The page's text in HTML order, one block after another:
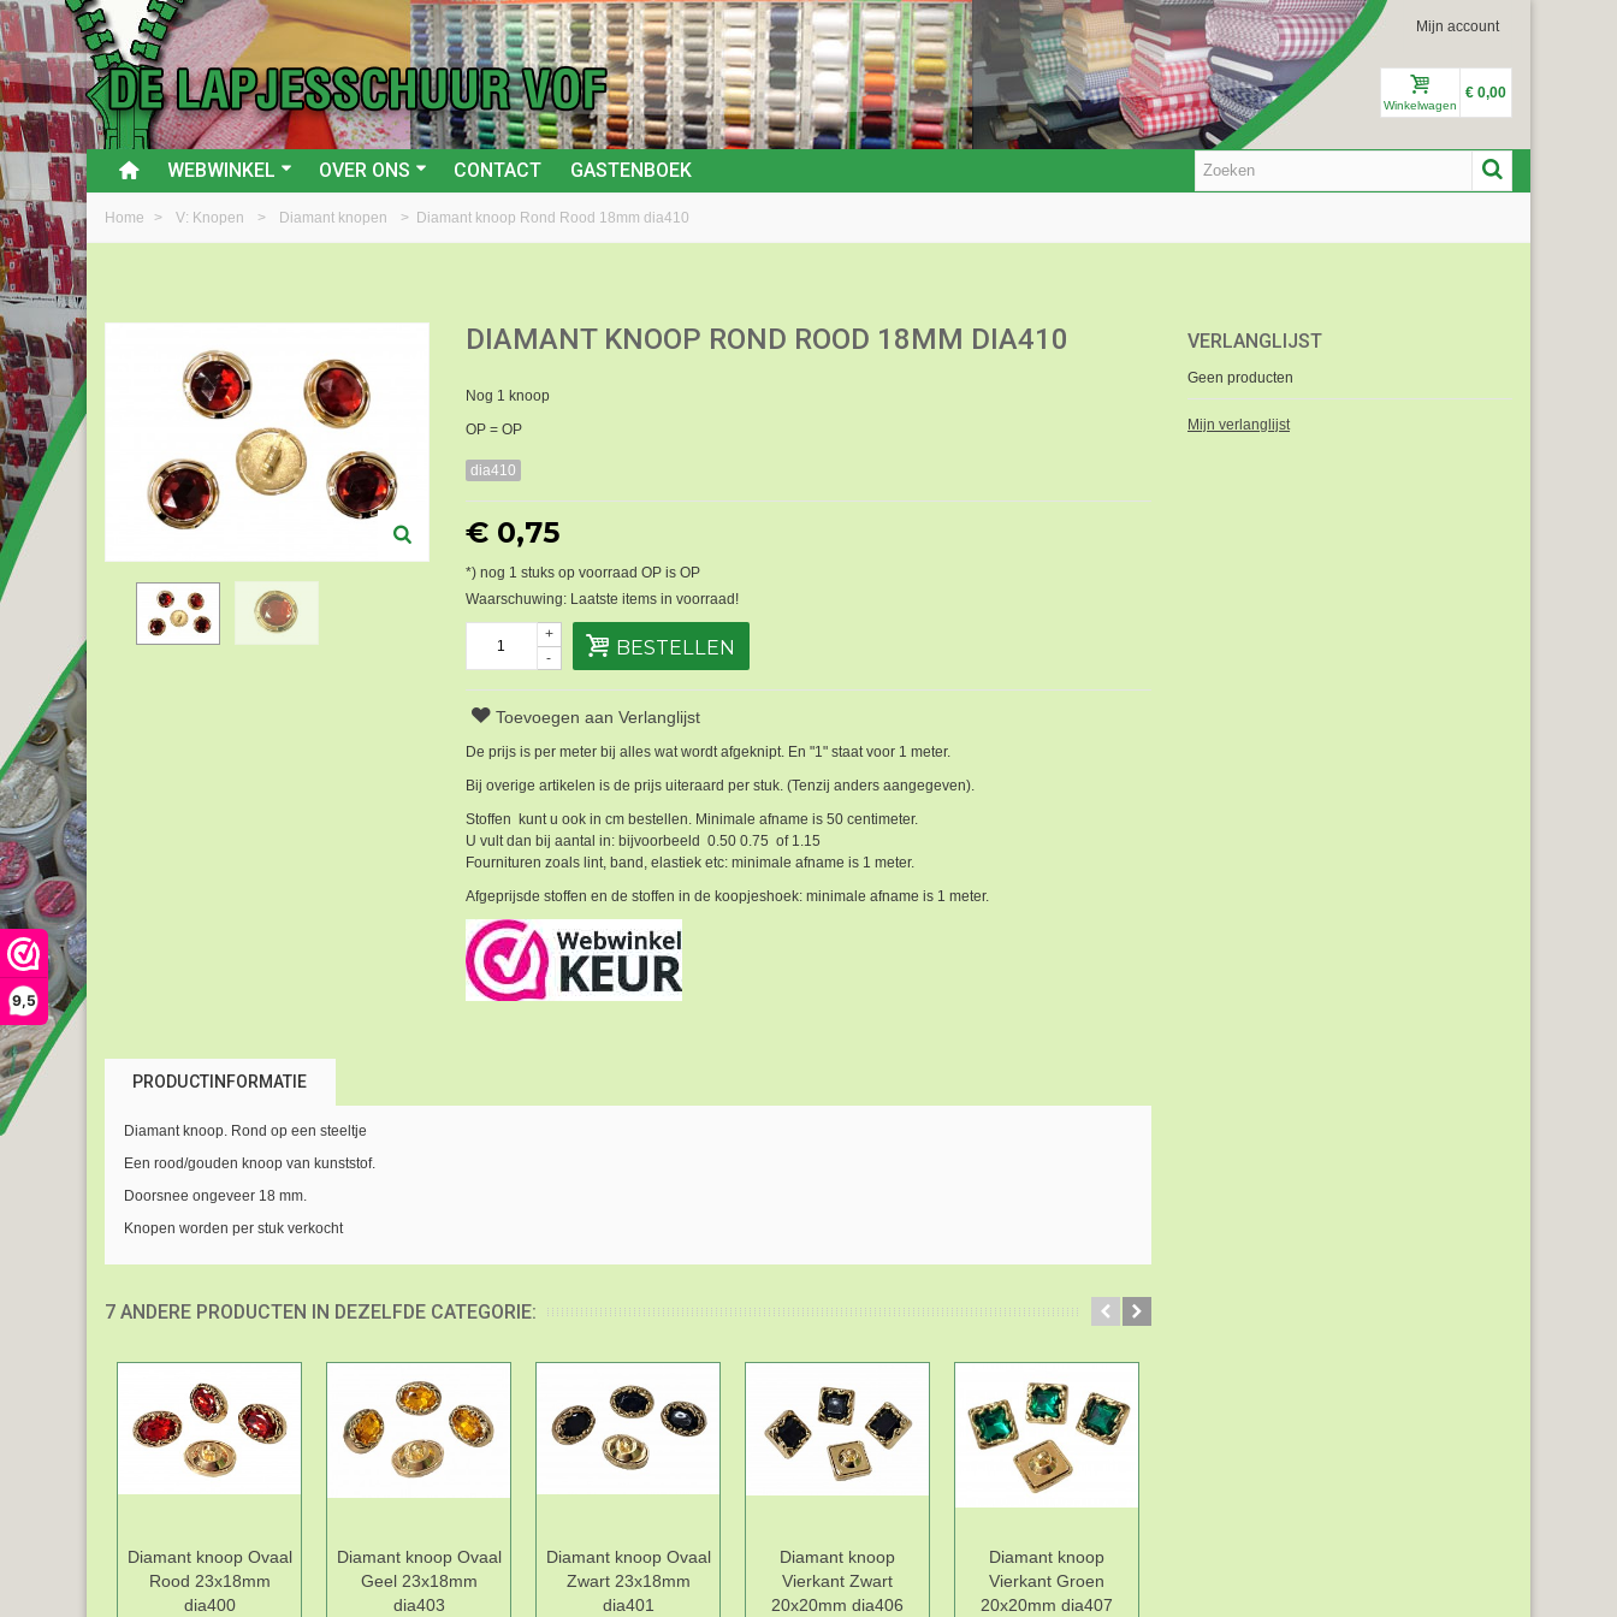
9,5
Mijn account
Winkelwagen
€ 0,00
WEBWINKEL OVER ONS CONTACT GASTENBOEK
Home > V: Knopen > Diamant knopen > Diamant knoop Rond Rood 18mm dia410
DIAMANT KNOOP ROND ROOD 18MM DIA410
Nog 1 knoop
OP = OP
dia410
€ 0,75
*) nog 1 stuks op voorraad OP is OP
Waarschuwing: Laatste items in voorraad!
-
+
BESTELLEN
Toevoegen aan Verlanglijst
De prijs is per meter bij alles wat wordt afgeknipt. En "1" staat voor 1 meter.
Bij overige artikelen is de prijs uiteraard per stuk. (Tenzij anders aangegeven).
Stoffen kunt u ook in cm bestellen. Minimale afname is 50 centimeter.
U vult dan bij aantal in: bijvoorbeeld 0.50 0.75 of 1.15
Fournituren zoals lint, band, elastiek etc: minimale afname is 1 meter.
Afgeprijsde stoffen en de stoffen in de koopjeshoek: minimale afname is 1 meter.
PRODUCTINFORMATIE
Diamant knoop. Rond op een steeltje
Een rood/gouden knoop van kunststof.
Doorsnee ongeveer 18 mm.
Knopen worden per stuk verkocht
7 ANDERE PRODUCTEN IN DEZELFDE CATEGORIE:
Diamant knoop Ovaal
Rood 23x18mm
dia400
Diamant knoop Ovaal
Geel 23x18mm
dia403
Diamant knoop Ovaal
Zwart 23x18mm
dia401
Diamant knoop
Vierkant Zwart
20x20mm dia406
Diamant knoop
Vierkant Groen
20x20mm dia407
VERLANGLIJST
Geen producten
Mijn verlanglijst